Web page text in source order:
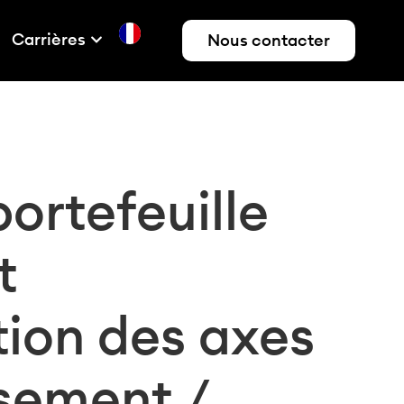
Carrières Nous contacter
des axes